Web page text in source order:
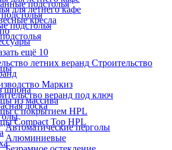
для летнего кафе
кресла
ещё 10
Строительство
Маркиз
веранд под ключ
доска
Автоматические перголы
Алюминиевые
подстолья
подстолья
шпона
из массива
с покрытием HPL
Сompact Top HPL